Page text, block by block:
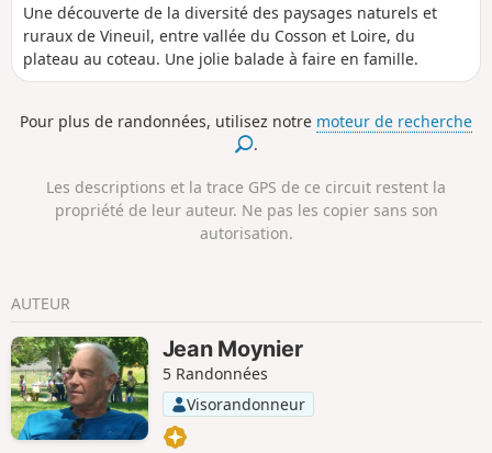
Une découverte de la diversité des paysages naturels et
ruraux de Vineuil, entre vallée du Cosson et Loire, du
plateau au coteau. Une jolie balade à faire en famille.
Pour plus de randonnées, utilisez notre moteur de recherche
.
Les descriptions et la trace GPS de ce circuit restent la
propriété de leur auteur. Ne pas les copier sans son
autorisation.
AUTEUR
Jean Moynier
5 Randonnées
Visorandonneur